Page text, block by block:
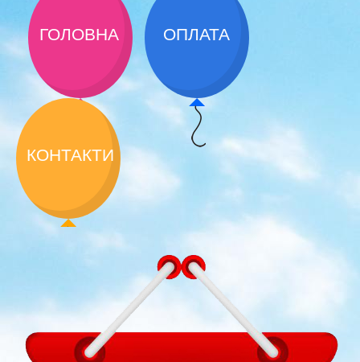
ГОЛОВНА ОПЛАТА
КОНТАКТИ